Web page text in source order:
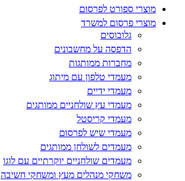
מוצרי ספורט לפרסום
מוצרי פרסום למשרד
גלובוסים
הדפסה על מחשבונים
מחברות ממותגות
מעמדי טלפון עם מיתוג
מעמדי ידיים
מעמדי עץ שולחניים ממותגים
מעמדי קריסטל
מעמדי שיש לפרסום
מעמדים לשולחן ממותגים
מעמדים שולחניים יוקרתיים עם לוגו
משחקי מנהלים מעץ ומשחקי חשיבה